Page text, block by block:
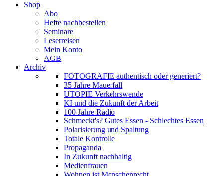
Shop
Abo
Hefte nachbestellen
Seminare
Leserreisen
Mein Konto
AGB
Archiv
FOTOGRAFIE authentisch oder generiert?
35 Jahre Mauerfall
UTOPIE Verkehrswende
KI und die Zukunft der Arbeit
100 Jahre Radio
Schmeckt's? Gutes Essen - Schlechtes Essen
Polarisierung und Spaltung
Totale Kontrolle
Propaganda
In Zukunft nachhaltig
Medienfrauen
Wohnen ist Menschenrecht